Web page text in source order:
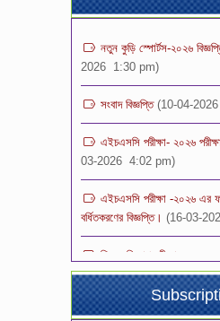
নতুন কুড়ি স্পোর্টস-২০২৬
2026 1:30 pm)
সংবাদ বিজ্ঞপ্তি
এইচএসসি পরীক্ষা- ২০২৬
03-2026 4:02 pm)
এইচএসসি পরীক্ষা -২০২৬ এর
বর্ধিতকরণের বিজ্ঞপ্তি।
শিক্ষক নিয়োগ পরীক্ষা- ২০২৬
2026 11:04 pm)
ভর্তি পরীক্ষার ফলাফল -২০২৬
শ্রেণি (08-03-2026 2:32 pm)